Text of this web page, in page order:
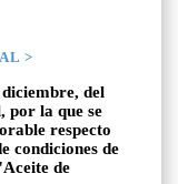
>
del
por la que se
respecto
condiciones de
de